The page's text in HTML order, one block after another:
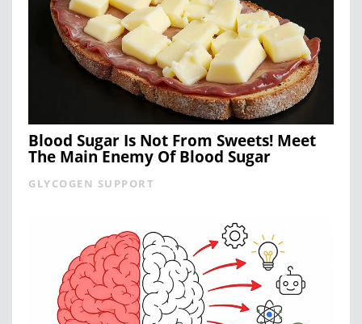
Blood Sugar Is Not From Sweets! Meet
The Main Enemy Of Blood Sugar
GLYCOGEN SUPPORT